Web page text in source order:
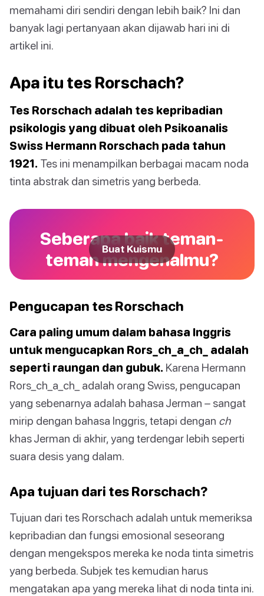
memahami diri sendiri dengan lebih baik? Ini dan
banyak lagi pertanyaan akan dijawab hari ini di
artikel ini.
Apa itu tes Rorschach?
Tes Rorschach adalah tes kepribadian
psikologis yang dibuat oleh Psikoanalis
Swiss Hermann Rorschach pada tahun
1921. Tes ini menampilkan berbagai macam noda
tinta abstrak dan simetris yang berbeda.
Seberapa baik teman-
teman mengenalmu?
Buat Kuismu
Pengucapan tes Rorschach
Cara paling umum dalam bahasa Inggris
untuk mengucapkan Rors_ch_a_ch_ adalah
seperti raungan dan gubuk. Karena Hermann
Rors_ch_a_ch_ adalah orang Swiss, pengucapan
yang sebenarnya adalah bahasa Jerman – sangat
mirip dengan bahasa Inggris, tetapi dengan ch
khas Jerman di akhir, yang terdengar lebih seperti
suara desis yang dalam.
Apa tujuan dari tes Rorschach?
Tujuan dari tes Rorschach adalah untuk memeriksa
kepribadian dan fungsi emosional seseorang
dengan mengekspos mereka ke noda tinta simetris
yang berbeda. Subjek tes kemudian harus
mengatakan apa yang mereka lihat di noda tinta ini.